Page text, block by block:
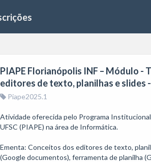
PIAPE Florianópolis INF – Módulo -
editores de texto, planilhas e slides
Piape2025.1
Atividade oferecida pelo Programa
UFSC (PIAPE) na área de Informática.
Ementa: Conceitos dos editores de texto,
(Google documentos), ferramenta de planilha